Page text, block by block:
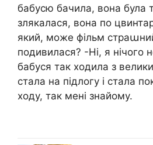
бабусю бачила, вона була
злякалася, вона по
який, може фільм
подивилася? -Ні, я нічого
бабуся так ходила з
стала на підлогу і стала
ходу, так мені знайому.